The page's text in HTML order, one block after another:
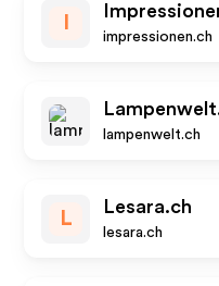
impressionen.ch
lampenwelt.ch
L
Lesara.ch
lesara.ch